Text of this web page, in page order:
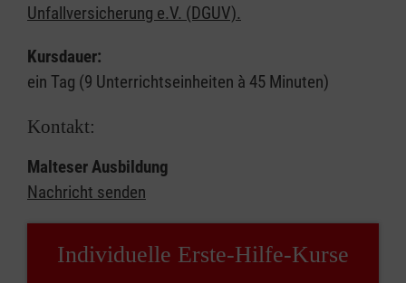
Unfallversicherung e.V. (DGUV).
Kursdauer:
ein Tag (9 Unterrichtseinheiten à 45 Minuten)
Kontakt:
Malteser Ausbildung
Nachricht senden
Individuelle Erste-Hilfe-Kurse